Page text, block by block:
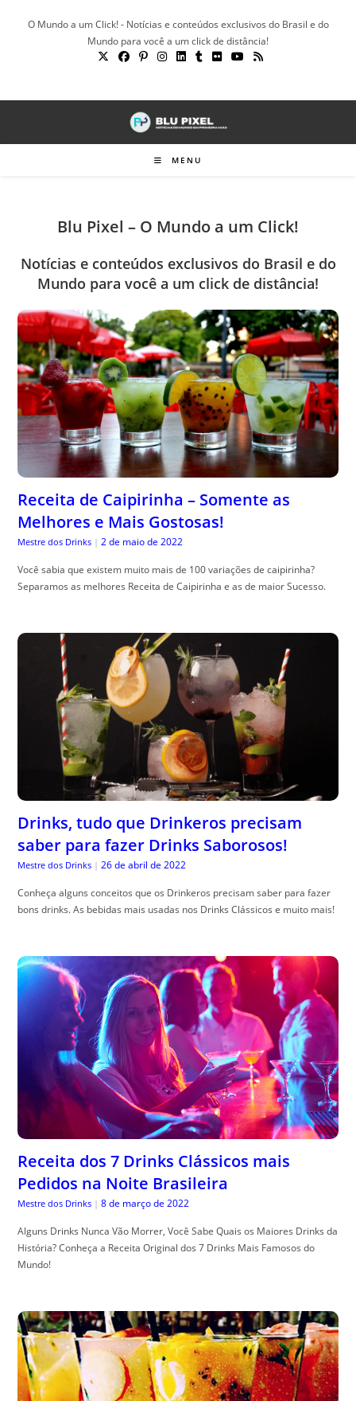
O Mundo a um Click! - Notícias e conteúdos exclusivos do Brasil e do
Mundo para você a um click de distância!
MENU
Blu Pixel – O Mundo a um Click!
Notícias e conteúdos exclusivos do Brasil e do
Mundo para você a um click de distância!
Receita de Caipirinha – Somente as
Melhores e Mais Gostosas!
Mestre dos Drinks | 2 de maio de 2022
Você sabia que existem muito mais de 100 variações de caipirinha?
Separamos as melhores Receita de Caipirinha e as de maior Sucesso.
Drinks, tudo que Drinkeros precisam
saber para fazer Drinks Saborosos!
Mestre dos Drinks | 26 de abril de 2022
Conheça alguns conceitos que os Drinkeros precisam saber para fazer
bons drinks. As bebidas mais usadas nos Drinks Clássicos e muito mais!
Receita dos 7 Drinks Clássicos mais
Pedidos na Noite Brasileira
Mestre dos Drinks | 8 de março de 2022
Alguns Drinks Nunca Vão Morrer, Você Sabe Quais os Maiores Drinks da
História? Conheça a Receita Original dos 7 Drinks Mais Famosos do
Mundo!